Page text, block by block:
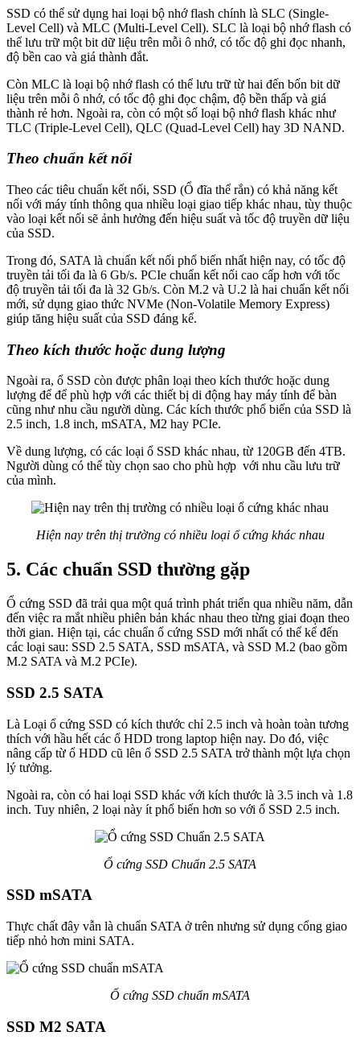
SSD có thể sử dụng hai loại bộ nhớ flash chính là SLC (Single-
Level Cell) và MLC (Multi-Level Cell). SLC là loại bộ nhớ flash có
thể lưu trữ một bit dữ liệu trên mỗi ô nhớ, có tốc độ ghi đọc nhanh,
độ bền cao và giá thành đắt.
Còn MLC là loại bộ nhớ flash có thể lưu trữ từ hai đến bốn bit dữ
liệu trên mỗi ô nhớ, có tốc độ ghi đọc chậm, độ bền thấp và giá
thành rẻ hơn. Ngoài ra, còn có một số loại bộ nhớ flash khác như
TLC (Triple-Level Cell), QLC (Quad-Level Cell) hay 3D NAND.
Theo chuẩn kết nối
Theo các tiêu chuẩn kết nối, SSD (Ổ đĩa thể rắn) có khả năng kết
nối với máy tính thông qua nhiều loại giao tiếp khác nhau, tùy thuộc
vào loại kết nối sẽ ảnh hưởng đến hiệu suất và tốc độ truyền dữ liệu
của SSD.
Trong đó, SATA là chuẩn kết nối phổ biến nhất hiện nay, có tốc độ
truyền tải tối đa là 6 Gb/s. PCIe chuẩn kết nối cao cấp hơn với tốc
độ truyền tải tối đa là 32 Gb/s. Còn M.2 và U.2 là hai chuẩn kết nối
mới, sử dụng giao thức NVMe (Non-Volatile Memory Express)
giúp tăng hiệu suất của SSD đáng kể.
Theo kích thước hoặc dung lượng
Ngoài ra, ổ SSD còn được phân loại theo kích thước hoặc dung
lượng để để phù hợp với các thiết bị di động hay máy tính để bàn
cũng như nhu cầu người dùng. Các kích thước phổ biến của SSD là
2.5 inch, 1.8 inch, mSATA, M2 hay PCIe.
Về dung lượng, có các loại ổ SSD khác nhau, từ 120GB đến 4TB.
Người dùng có thể tùy chọn sao cho phù hợp với nhu cầu lưu trữ
của mình.
Hiện nay trên thị trường có nhiều loại ổ cứng khác nhau
5. Các chuẩn SSD thường gặp
Ổ cứng SSD đã trải qua một quá trình phát triển qua nhiều năm, dẫn
đến việc ra mắt nhiều phiên bản khác nhau theo từng giai đoạn theo
thời gian. Hiện tại, các chuẩn ổ cứng SSD mới nhất có thể kể đến
các loại sau: SSD 2.5 SATA, SSD mSATA, và SSD M.2 (bao gồm
M.2 SATA và M.2 PCIe).
SSD 2.5 SATA
Là Loại ổ cứng SSD có kích thước chỉ 2.5 inch và hoàn toàn tương
thích với hầu hết các ổ HDD trong laptop hiện nay. Do đó, việc
nâng cấp từ ổ HDD cũ lên ổ SSD 2.5 SATA trở thành một lựa chọn
lý tưởng.
Ngoài ra, còn có hai loại SSD khác với kích thước là 3.5 inch và 1.8
inch. Tuy nhiên, 2 loại này ít phổ biến hơn so với ổ SSD 2.5 inch.
Ổ cứng SSD Chuẩn 2.5 SATA
SSD mSATA
Thực chất đây vẫn là chuẩn SATA ở trên nhưng sử dụng cổng giao
tiếp nhỏ hơn mini SATA.
Ổ cứng SSD chuẩn mSATA
SSD M2 SATA